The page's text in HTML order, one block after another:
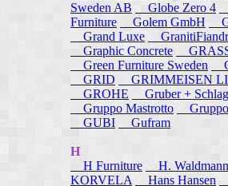
Sweden AB
Globe Zero 4
Furniture
Golem GmbH
Grand Luxe
Graphic Concrete
Green Furniture Sweden
GRID
GRIMMEISEN
GROHE
Gruber +
Gruppo Mastrotto
Gruppo
GUBI
Gufram
H
H Furniture
H. Waldmann
KORVELA
Hans Hansen